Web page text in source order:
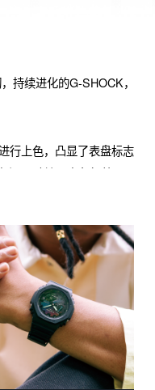
持续进化的G-SHOCK，
行上色，凸显了表盘标志
。 砖墙图案象征着G-
八角形表圈的双显2100，
图案。 DW-5600RW和
变沉积工艺处理，颜色随
2100RW型号的表盘在
部分剥离，勾勒出下面的
和GM-2100BRW型号还搭
计，这一新品在不同角度